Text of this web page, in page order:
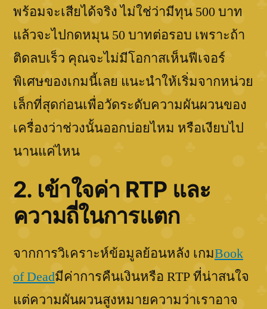
พร้อมจะเสียได้จริง ไม่ใช่ว่ามีทุน 500 บาท
แล้วจะไปกดหมุน 50 บาทต่อรอบ เพราะถ้า
ติดลบเร็ว คุณจะไม่มีโอกาสเห็นฟีเจอร์
พิเศษของเกมนี้เลย แนะนำให้เริ่มจากหน่วย
เล็กที่สุดก่อนเพื่อวัดระดับความผันผวนของ
เครื่องว่าช่วงนั้นออกบ่อยไหม หรือเงียบไป
นานแค่ไหน
2. เข้าใจค่า RTP และ
ความถี่ในการแตก
จากการวิเคราะห์ข้อมูลย้อนหลัง เกมBook
of Deadมีค่าการคืนเงินหรือ RTP ที่น่าสนใจ
แต่ความผันผวนสูงหมายความว่าเราอาจ